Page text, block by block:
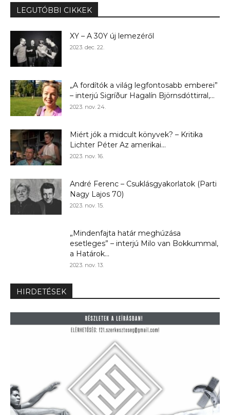
LEGUTÓBBI CIKKEK
XY – A 30Y új lemezéről
2023. dec. 22.
„A fordítók a világ legfontosabb emberei”
– interjú Sigríður Hagalín Björnsdóttirral,...
2023. nov. 24.
Miért jók a midcult könyvek? – Kritika
Lichter Péter Az amerikai...
2023. nov. 16.
André Ferenc – Csuklásgyakorlatok (Parti
Nagy Lajos 70)
2023. nov. 15.
„Mindenfajta határ meghúzása
esetleges” – interjú Milo van Bokkummal,
a Határok...
2023. nov. 13.
HIRDETÉSEK